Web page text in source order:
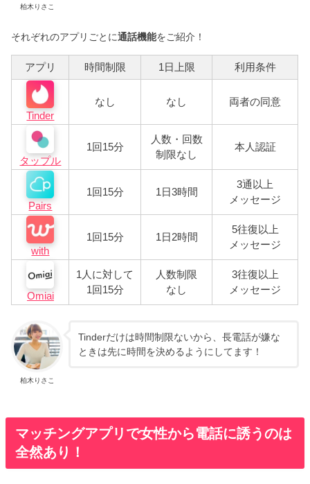
柏木りさこ
それぞれのアプリごとに通話機能をご紹介！
アプリ 時間制限 1日上限 利用条件
Tinder
なし なし 両者の同意
タップル
1回15分
人数・回数
制限なし
本人認証
Pairs
1回15分 1日3時間
3通以上
メッセージ
with
1回15分 1日2時間
5往復以上
メッセージ
Omiai
1人に対して
1回15分
人数制限
なし
3往復以上
メッセージ
柏木りさこ
Tinderだけは時間制限ないから、長電話が嫌な
ときは先に時間を決めるようにしてます！
マッチングアプリで女性から電話に誘うのは
全然あり！